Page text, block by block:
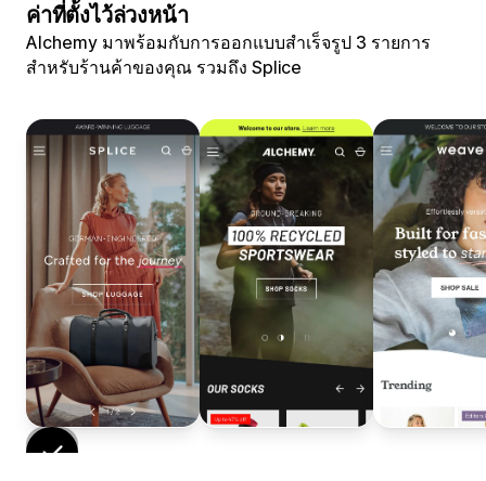
ค่าที่ตั้งไว้ล่วงหน้า
Alchemy มาพร้อมกับการออกแบบสำเร็จรูป 3 รายการ
สำหรับร้านค้าของคุณ รวมถึง Splice